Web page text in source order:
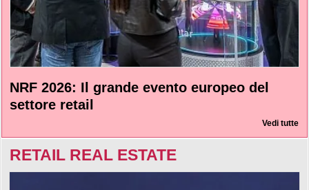
NRF 2026: Il grande evento europeo del
settore retail
Vedi tutte
RETAIL REAL ESTATE